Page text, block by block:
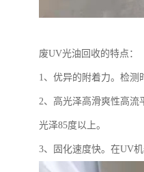
废UV光油回收的特点：
1、优异的附着力。检测
2、高光泽高滑爽性高流
光泽85度以上。
3、固化速度快。在UV